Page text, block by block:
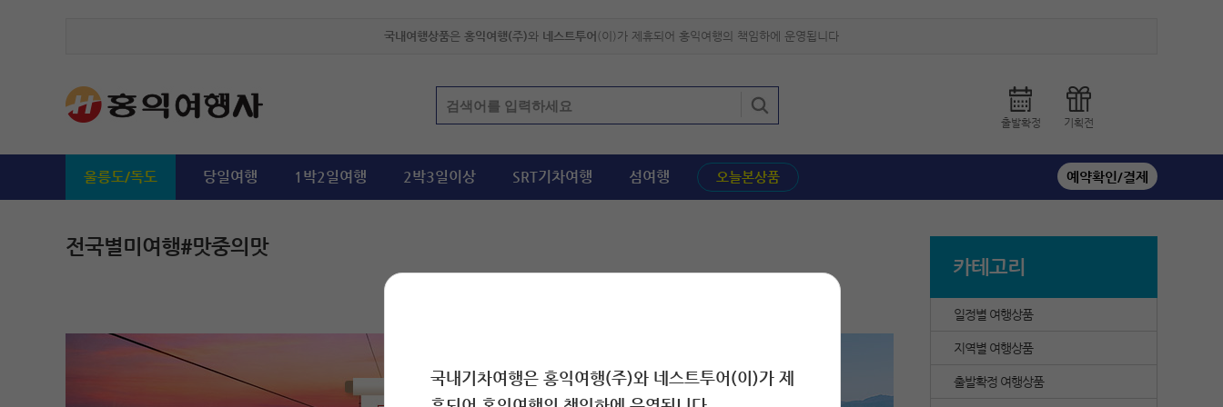
국내여행상품은 홍익여행(주)와 네스트투어 (이)가 제휴되어 홍익여행의 책임하에 운영됩니다
출발확정 기획전
울릉도/독도 당일여행 1박2일여행 2박3일이상 SRT기차여행 섬여행 오늘본상품 예약확인/결제
전국별미여행#맛중의맛
카테고리
일정별 여행상품
지역별 여행상품
출발확정 여행상품
국내기차여행은 홍익여행(주)와 네스트투어(이)가 제